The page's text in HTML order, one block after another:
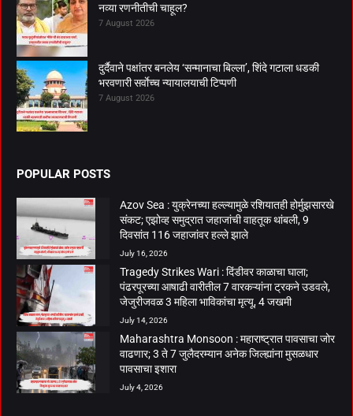
नव्या रणनीतीची चाहूल?
7 August 2026
दुर्दैवाने पक्षांतर बनलेय ‘सन्मानाचा बिल्ला’, शिंदे गटाला धडकी
भरवणारी सर्वाेच्च न्यायालयाची टिप्पणी
7 August 2026
POPULAR POSTS
Azov Sea : युक्रेनच्या हल्ल्यामुळे रशियातही होर्मुझसारखे
संकट; एझोव्ह समुद्रात जहाजांची वाहतूक थांबली, 9
दिवसांत 116 जहाजांवर हल्ले झाले
July 16, 2026
Tragedy Strikes Wari : दिंडीवर काळाचा घाला;
पंढरपूरच्या आषाढी वारीतील 7 वारकऱ्यांना ट्रकने उडवले,
जेजुरीजवळ 3 महिला भाविकांचा मृत्यू, 4 जखमी
July 14, 2026
Maharashtra Monsoon : महाराष्ट्रात पावसाचा जोर
वाढणार; 3 ते 7 जुलैदरम्यान अनेक जिल्ह्यांना मुसळधार
पावसाचा इशारा
July 4, 2026